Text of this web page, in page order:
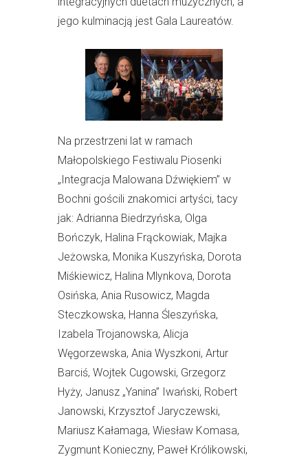
jego kulminacją jest Gala Laureatów.
Na przestrzeni lat w ramach
Małopolskiego Festiwalu Piosenki
„Integracja Malowana Dźwiękiem” w
Bochni gościli znakomici artyści, tacy
jak: Adrianna Biedrzyńska, Olga
Bończyk, Halina Frąckowiak, Majka
Jeżowska, Monika Kuszyńska, Dorota
Miśkiewicz, Halina Mlynkova, Dorota
Osińska, Ania Rusowicz, Magda
Steczkowska, Hanna Śleszyńska,
Izabela Trojanowska, Alicja
Węgorzewska, Ania Wyszkoni, Artur
Barciś, Wojtek Cugowski, Grzegorz
Hyży, Janusz „Yanina” Iwański, Robert
Janowski, Krzysztof Jaryczewski,
Mariusz Kałamaga, Wiesław Komasa,
Zygmunt Konieczny, Paweł Królikowski,